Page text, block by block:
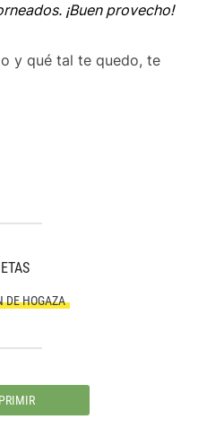
¡Buen provecho!
y qué tal te quedo, te
DE HOGAZA